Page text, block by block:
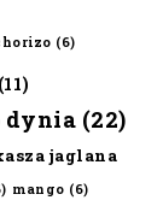
(6)
(11)
dynia (22)
jaglana
mango (6)